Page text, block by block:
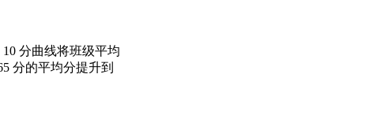
分曲线将班级平均
分的平均分提升到